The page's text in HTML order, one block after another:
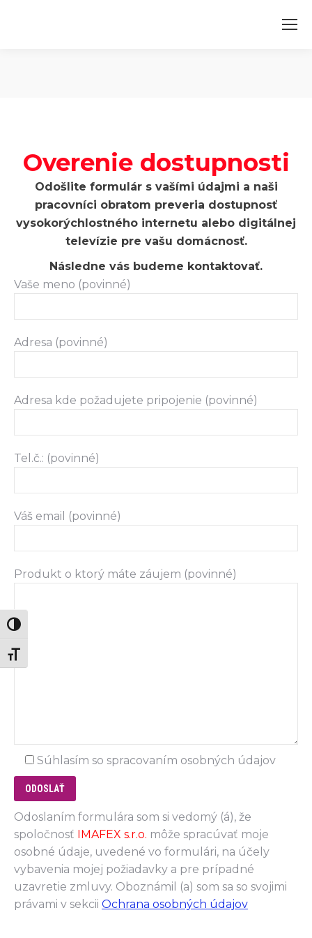
Zmeň vysoký kontrast
Zmeň veľkosť písma
Overenie dostupnosti
Odošlite formulár s vašími údajmi a naši
pracovníci obratom preveria dostupnosť
vysokorýchlostného internetu alebo digitálnej
televízie pre vašu domácnosť.
Následne vás budeme kontaktovať.
Vaše meno (povinné)
Adresa (povinné)
Adresa kde požadujete pripojenie (povinné)
Tel.č.: (povinné)
Váš email (povinné)
Produkt o ktorý máte záujem (povinné)
Súhlasím so spracovaním osobných údajov
Odoslaním formulára som si vedomý (á), že
spoločnosť IMAFEX s.r.o. môže spracúvať moje
osobné údaje, uvedené vo formulári, na účely
vybavenia mojej požiadavky a pre prípadné
uzavretie zmluvy. Oboznámil (a) som sa so svojimi
právami v sekcii Ochrana osobných údajov